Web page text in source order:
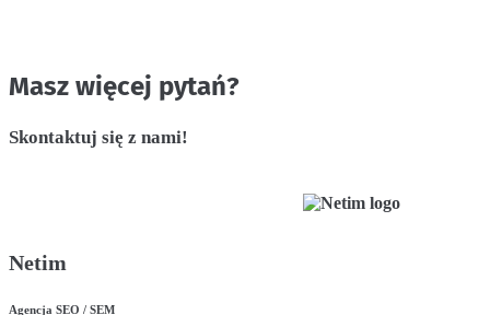
Masz więcej pytań?
Skontaktuj się z nami!
Netim
Agencja SEO / SEM